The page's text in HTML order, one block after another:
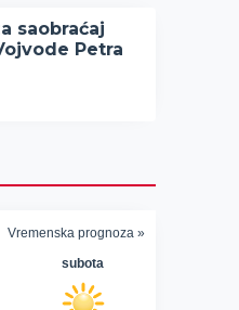
saobraćaj
Petra